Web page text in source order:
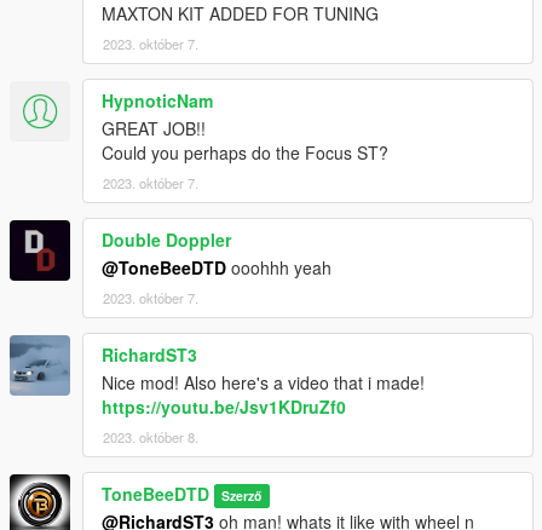
MAXTON KIT ADDED FOR TUNING
2023. október 7.
HypnoticNam
GREAT JOB!!
Could you perhaps do the Focus ST?
2023. október 7.
Double Doppler
@ToneBeeDTD ooohhh yeah
2023. október 7.
RichardST3
Nice mod! Also here's a video that i made!
https://youtu.be/Jsv1KDruZf0
2023. október 8.
ToneBeeDTD Szerző
@RichardST3 oh man! whats it like with wheel n